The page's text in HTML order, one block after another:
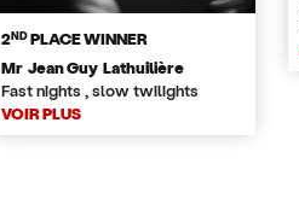
2NDPLACE WINNER
Mr Jean Guy Lathuilière
Fast nights , slow twilights
VOIR PLUS